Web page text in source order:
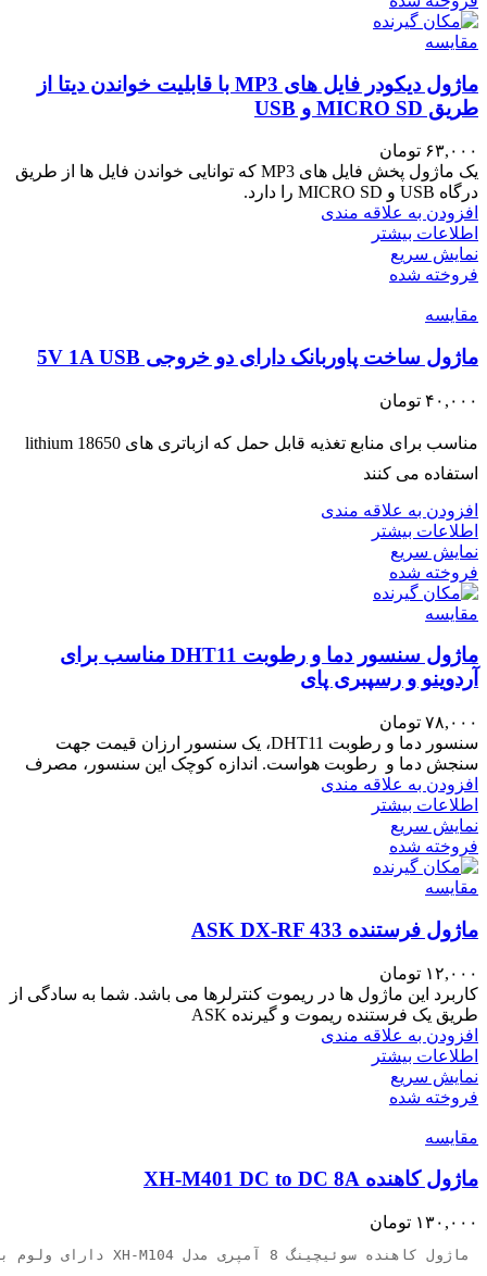
مقايسه
ماژول دیکودر فایل های MP3 با قابلیت خواندن دیتا از
طریق MICRO SD و USB
۶۳,۰۰۰ تومان
یک ماژول پخش فایل های MP3 که توانایی خواندن فایل ها از طریق
درگاه USB و MICRO SD را دارد.
افزودن به علاقه مندی
اطلاعات بیشتر
نمایش سریع
فروخته شده
مقايسه
ماژول ساخت پاوربانک دارای دو خروجی 5V 1A USB
۴۰,۰۰۰ تومان
مناسب برای منابع تغذیه قابل حمل که ازباتری های lithium 18650
استفاده می کنند
افزودن به علاقه مندی
اطلاعات بیشتر
نمایش سریع
فروخته شده
مقايسه
ماژول سنسور دما و رطوبت DHT11 مناسب برای
آردوینو و رسپبری پای
۷۸,۰۰۰ تومان
سنسور دما و رطوبت DHT11، یک سنسور ارزان قیمت جهت
سنجش دما و رطوبت هواست. اندازه کوچک این سنسور، مصرف
افزودن به علاقه مندی
اطلاعات بیشتر
نمایش سریع
فروخته شده
مقايسه
ماژول فرستنده ASK DX-RF 433
۱۲,۰۰۰ تومان
کاربرد این ماژول ها در ریموت کنترلرها می باشد. شما به سادگی از
طریق یک فرستنده ریموت و گیرنده ASK
افزودن به علاقه مندی
اطلاعات بیشتر
نمایش سریع
فروخته شده
مقايسه
ماژول کاهنده XH-M401 DC to DC 8A
۱۳۰,۰۰۰ تومان
ماژول کاهنده سوئیچینگ 8 آمپری مدل XH-M104 دارای ولوم برای تنظیم خروجی و جریان ماکزیمم 8 آمپری و توان 200 واتی